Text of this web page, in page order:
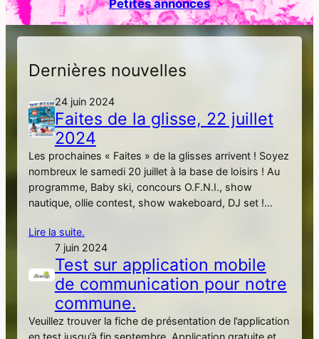
h
e
r
Petites annonces
Dernières nouvelles
24 juin 2024
Faites de la glisse, 22 juillet
2024
Les prochaines « Faites » de la glisses arrivent ! Soyez
nombreux le samedi 20 juillet à la base de loisirs ! Au
programme, Baby ski, concours O.F.N.I., show
nautique, ollie contest, show wakeboard, DJ set !…
Lire la suite.
7 juin 2024
Test sur application mobile
de communication pour notre
commune.
Veuillez trouver la fiche de présentation de l’application